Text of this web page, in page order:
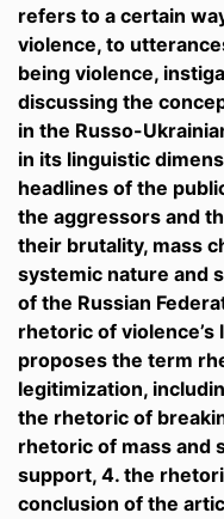
refers to a certain
violence, to
being violence,
discussing the
in the Russo-
in its linguistic
headlines of the
the aggressors and
their brutality, mass
systemic nature and
of the Russian
rhetoric of
proposes the term
legitimization,
the rhetoric of
rhetoric of mass and
support, 4. the
conclusion of the